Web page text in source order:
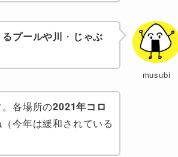
musubi
プールや川 ・ じゃぶ
。各場所の2021年コロ
今年は緩和されている